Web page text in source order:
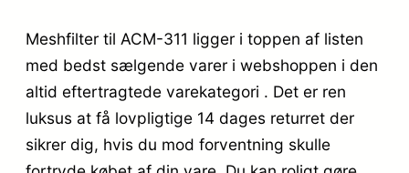
Meshfilter til ACM-311 ligger i toppen af listen
med bedst sælgende varer i webshoppen i den
altid eftertragtede varekategori . Det er ren
luksus at få lovpligtige 14 dages returret der
sikrer dig, hvis du mod forventning skulle